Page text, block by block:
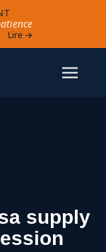
Lire →
supply